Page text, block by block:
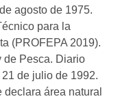
agosto de 1975.
para la
(PROFEPA 2019).
de Pesca. Diario
de julio de 1992.
declara área natural